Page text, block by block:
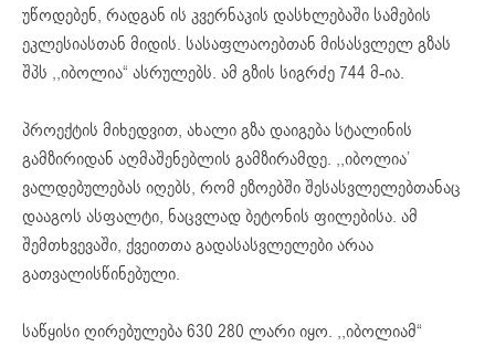
უწოდებენ, რადგან ის კვერნაკის დასხლებაში სამების
ეკლესიასთან მიდის. სასაფლაოებთან მისასვლელ გზას
შპს ,,იბოლია“ ასრულებს. ამ გზის სიგრძე 744 მ-ია.
პროექტის მიხედვით, ახალი გზა დაიგება სტალინის
გამზირიდან აღმაშენებლის გამზირამდე. ,,იბოლია’
ვალდებულებას იღებს, რომ ეზოებში შესასვლელებთანაც
დააგოს ასფალტი, ნაცვლად ბეტონის ფილებისა. ამ
შემთხვევაში, ქვეითთა გადასასვლელები არაა
გათვალისწინებული.
საწყისი ღირებულება 630 280 ლარი იყო. ,,იბოლიამ“